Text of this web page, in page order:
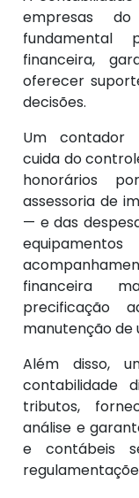
empresas
fundamental
financeira,
oferecer
decisões.
Um contador
cuida do
honorários
assessoria de
— e das
financeira
precificação
manutenção de
Além disso,
contabilidade
tributos,
análise e
e contábeis